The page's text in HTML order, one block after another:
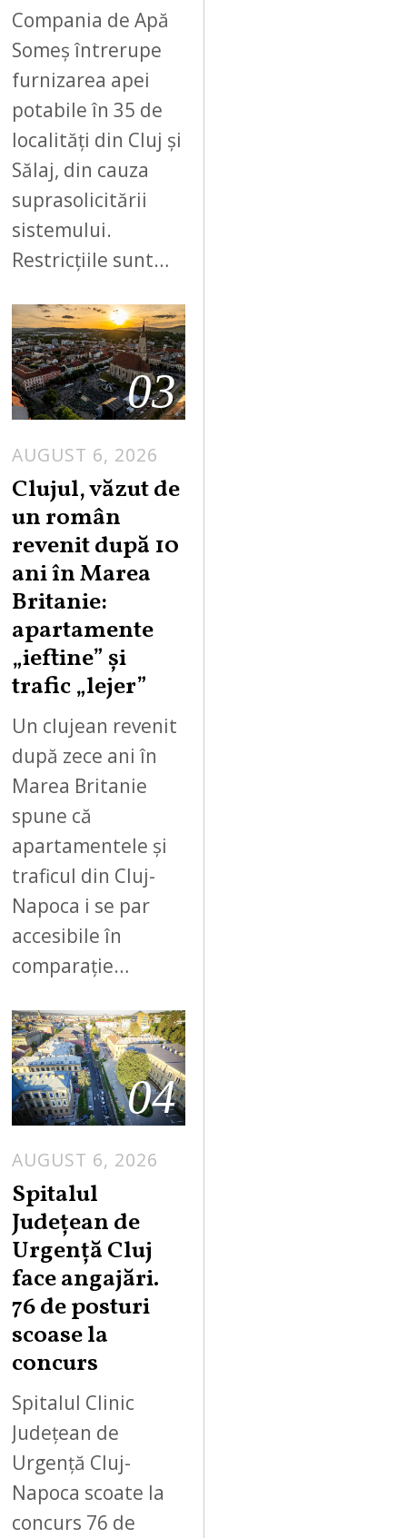
Compania de Apă
Someș întrerupe
furnizarea apei
potabile în 35 de
localități din Cluj și
Sălaj, din cauza
suprasolicitării
sistemului.
Restricțiile sunt…
03
AUGUST 6, 2026
Clujul, văzut de
un român
revenit după 10
ani în Marea
Britanie:
apartamente
„ieftine” și
trafic „lejer”
Un clujean revenit
după zece ani în
Marea Britanie
spune că
apartamentele și
traficul din Cluj-
Napoca i se par
accesibile în
comparație…
04
AUGUST 6, 2026
Spitalul
Județean de
Urgență Cluj
face angajări.
76 de posturi
scoase la
concurs
Spitalul Clinic
Județean de
Urgență Cluj-
Napoca scoate la
concurs 76 de